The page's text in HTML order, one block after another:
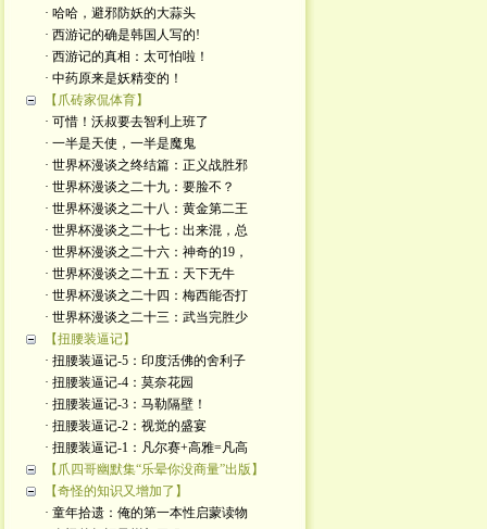
· 哈哈，避邪防妖的大蒜头
· 西游记的确是韩国人写的!
· 西游记的真相：太可怕啦！
· 中药原来是妖精变的！
【爪砖家侃体育】
· 可惜！沃叔要去智利上班了
· 一半是天使，一半是魔鬼
· 世界杯漫谈之终结篇：正义战胜邪
· 世界杯漫谈之二十九：要脸不？
· 世界杯漫谈之二十八：黄金第二王
· 世界杯漫谈之二十七：出来混，总
· 世界杯漫谈之二十六：神奇的19，
· 世界杯漫谈之二十五：天下无牛
· 世界杯漫谈之二十四：梅西能否打
· 世界杯漫谈之二十三：武当完胜少
【扭腰装逼记】
· 扭腰装逼记-5：印度活佛的舍利子
· 扭腰装逼记-4：莫奈花园
· 扭腰装逼记-3：马勒隔壁！
· 扭腰装逼记-2：视觉的盛宴
· 扭腰装逼记-1：凡尔赛+高雅=凡高
【爪四哥幽默集“乐晕你没商量”出版】
【奇怪的知识又增加了】
· 童年拾遗：俺的第一本性启蒙读物